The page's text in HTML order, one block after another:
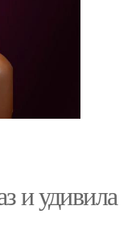
и удивила